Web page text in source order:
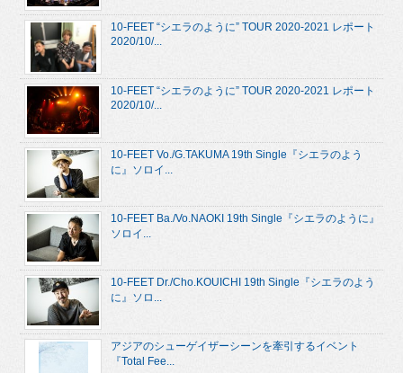
10-FEET “シエラのように” TOUR 2020-2021 レポート
2020/10/...
10-FEET “シエラのように” TOUR 2020-2021 レポート
2020/10/...
10-FEET Vo./G.TAKUMA 19th Single『シエラのよう
に』ソロイ...
10-FEET Ba./Vo.NAOKI 19th Single『シエラのように』
ソロイ...
10-FEET Dr./Cho.KOUICHI 19th Single『シエラのよう
に』ソロ...
アジアのシューゲイザーシーンを牽引するイベント
『Total Fee...